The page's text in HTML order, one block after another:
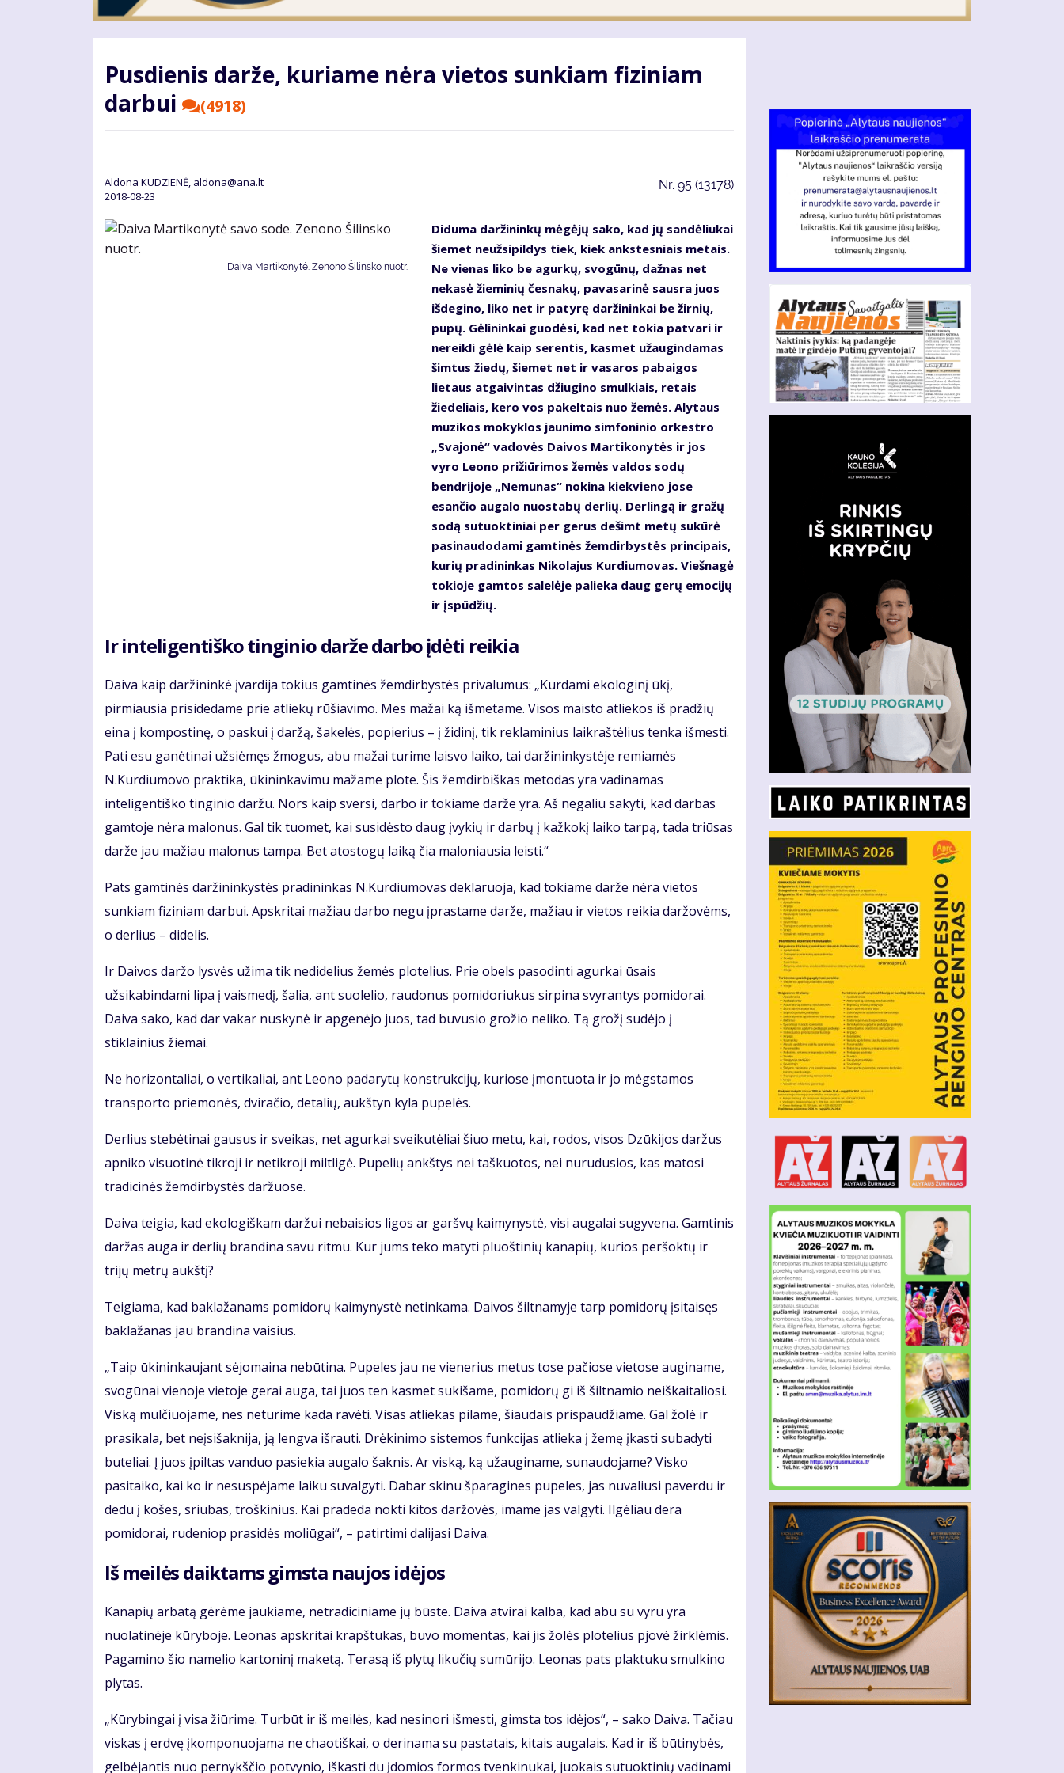
Pusdienis darže, kuriame nėra vietos sunkiam fiziniam
darbui
(4918)
Aldona KUDZIENĖ, aldona@ana.lt
2018-08-23
Nr. 95 (13178)
Daiva Martikonytė. Zenono Šilinsko nuotr.
Diduma daržininkų mėgėjų sako, kad jų sandėliukai
šiemet neužsipildys tiek, kiek ankstesniais metais.
Ne vienas liko be agurkų, svogūnų, dažnas net
nekasė žieminių česnakų, pavasarinė sausra juos
išdegino, liko net ir patyrę daržininkai be žirnių,
pupų. Gėlininkai guodėsi, kad net tokia patvari ir
nereikli gėlė kaip serentis, kasmet užaugindamas
šimtus žiedų, šiemet net ir vasaros pabaigos
lietaus atgaivintas džiugino smulkiais, retais
žiedeliais, kero vos pakeltais nuo žemės. Alytaus
muzikos mokyklos jaunimo simfoninio orkestro
„Svajonė“ vadovės Daivos Martikonytės ir jos
vyro Leono prižiūrimos žemės valdos sodų
bendrijoje „Nemunas“ nokina kiekvieno jose
esančio augalo nuostabų derlių. Derlingą ir gražų
sodą sutuoktiniai per gerus dešimt metų sukūrė
pasinaudodami gamtinės žemdirbystės principais,
kurių pradininkas Nikolajus Kurdiumovas. Viešnagė
tokioje gamtos salelėje palieka daug gerų emocijų
ir įspūdžių.
Ir inteligentiško tinginio darže darbo įdėti reikia
Daiva kaip daržininkė įvardija tokius gamtinės žemdirbystės privalumus: „Kurdami ekologinį ūkį,
pirmiausia prisidedame prie atliekų rūšiavimo. Mes mažai ką išmetame. Visos maisto atliekos iš pradžių
eina į kompostinę, o paskui į daržą, šakelės, popierius – į židinį, tik reklaminius laikraštėlius tenka išmesti.
Pati esu ganėtinai užsiėmęs žmogus, abu mažai turime laisvo laiko, tai daržininkystėje remiamės
N.Kurdiumovo praktika, ūkininkavimu mažame plote. Šis žemdirbiškas metodas yra vadinamas
inteligentiško tinginio daržu. Nors kaip sversi, darbo ir tokiame darže yra. Aš negaliu sakyti, kad darbas
gamtoje nėra malonus. Gal tik tuomet, kai susidėsto daug įvykių ir darbų į kažkokį laiko tarpą, tada triūsas
darže jau mažiau malonus tampa. Bet atostogų laiką čia maloniausia leisti.“
Pats gamtinės daržininkystės pradininkas N.Kurdiumovas deklaruoja, kad tokiame darže nėra vietos
sunkiam fiziniam darbui. Apskritai mažiau darbo negu įprastame darže, mažiau ir vietos reikia daržovėms,
o derlius – didelis.
Ir Daivos daržo lysvės užima tik nedidelius žemės plotelius. Prie obels pasodinti agurkai ūsais
užsikabindami lipa į vaismedį, šalia, ant suolelio, raudonus pomidoriukus sirpina svyrantys pomidorai.
Daiva sako, kad dar vakar nuskynė ir apgenėjo juos, tad buvusio grožio neliko. Tą grožį sudėjo į
stiklainius žiemai.
Ne horizontaliai, o vertikaliai, ant Leono padarytų konstrukcijų, kuriose įmontuota ir jo mėgstamos
transporto priemonės, dviračio, detalių, aukštyn kyla pupelės.
Derlius stebėtinai gausus ir sveikas, net agurkai sveikutėliai šiuo metu, kai, rodos, visos Dzūkijos daržus
apniko visuotinė tikroji ir netikroji miltligė. Pupelių ankštys nei taškuotos, nei nurudusios, kas matosi
tradicinės žemdirbystės daržuose.
Daiva teigia, kad ekologiškam daržui nebaisios ligos ar garšvų kaimynystė, visi augalai sugyvena. Gamtinis
daržas auga ir derlių brandina savu ritmu. Kur jums teko matyti pluoštinių kanapių, kurios peršoktų ir
trijų metrų aukštį?
Teigiama, kad baklažanams pomidorų kaimynystė netinkama. Daivos šiltnamyje tarp pomidorų įsitaisęs
baklažanas jau brandina vaisius.
„Taip ūkininkaujant sėjomaina nebūtina. Pupeles jau ne vienerius metus tose pačiose vietose auginame,
svogūnai vienoje vietoje gerai auga, tai juos ten kasmet sukišame, pomidorų gi iš šiltnamio neiškaitaliosi.
Viską mulčiuojame, nes neturime kada ravėti. Visas atliekas pilame, šiaudais prispaudžiame. Gal žolė ir
prasikala, bet neįsišaknija, ją lengva išrauti. Drėkinimo sistemos funkcijas atlieka į žemę įkasti subadyti
buteliai. Į juos įpiltas vanduo pasiekia augalo šaknis. Ar viską, ką užauginame, sunaudojame? Visko
pasitaiko, kai ko ir nesuspėjame laiku suvalgyti. Dabar skinu šparagines pupeles, jas nuvaliusi paverdu ir
dedu į košes, sriubas, troškinius. Kai pradeda nokti kitos daržovės, imame jas valgyti. Ilgėliau dera
pomidorai, rudeniop prasidės moliūgai“, – patirtimi dalijasi Daiva.
Iš meilės daiktams gimsta naujos idėjos
Kanapių arbatą gėrėme jaukiame, netradiciniame jų būste. Daiva atvirai kalba, kad abu su vyru yra
nuolatinėje kūryboje. Leonas apskritai krapštukas, buvo momentas, kai jis žolės plotelius pjovė žirklėmis.
Pagamino šio namelio kartoninį maketą. Terasą iš plytų likučių sumūrijo. Leonas pats plaktuku smulkino
plytas.
„Kūrybingai į visa žiūrime. Turbūt ir iš meilės, kad nesinori išmesti, gimsta tos idėjos“, – sako Daiva. Tačiau
viskas į erdvę įkomponuojama ne chaotiškai, o derinama su pastatais, kitais augalais. Kad ir iš būtinybės,
gelbėjantis nuo pernykščio potvynio, iškasti du įdomios formos tvenkinukai, juokais sutuoktinių vadinami